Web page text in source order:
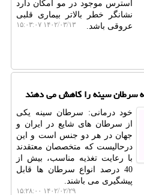
استرس موجود در مو امکان دارد
نشانگر خطر بالاتر بیماری قلبی
عروقی باشد.
۱۴۰۲/۰۳/۱۳ ۱۵:۰۳:۰۷
سرطان سینه را کاهش می دهند
خود درمانی: سرطان سینه یکی
از سرطان های شایع در ایران و
جهان در هر دو جنس است و این
درحالیست که متخصصان معتقدند
با رعایت تغذیه مناسب، بیش از
40 درصد انواع سرطان ها قابل
پیشگیری می باشند.
۱۴۰۲/۰۲/۲۹ ۱۵:۲۸:۰۰